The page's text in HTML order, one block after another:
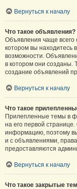
Вернуться к началу
Что такое объявления?
Объявления чаще
котором вы находитесь
возможности.
в котором они созданы.
создание объявлений
Вернуться к началу
Что такое
Прилепленные темы в
на его первой
информацию, поэтому
и с объявлениями,
предоставляются
Вернуться к началу
Что такое закрытые